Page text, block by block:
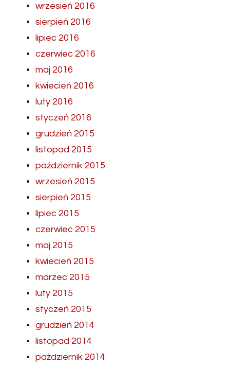
wrzesień 2016
sierpień 2016
lipiec 2016
czerwiec 2016
maj 2016
kwiecień 2016
luty 2016
styczeń 2016
grudzień 2015
listopad 2015
październik 2015
wrzesień 2015
sierpień 2015
lipiec 2015
czerwiec 2015
maj 2015
kwiecień 2015
marzec 2015
luty 2015
styczeń 2015
grudzień 2014
listopad 2014
październik 2014